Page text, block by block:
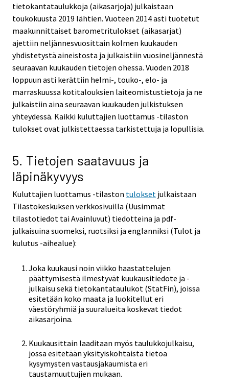
tietokantataulukkoja (aikasarjoja) julkaistaan
toukokuusta 2019 lähtien. Vuoteen 2014 asti tuotetut
maakunnittaiset barometritulokset (aikasarjat)
ajettiin neljännesvuosittain kolmen kuukauden
yhdistetystä aineistosta ja julkaistiin vuosineljännestä
seuraavan kuukauden tietojen ohessa. Vuoden 2018
loppuun asti kerättiin helmi-, touko-, elo- ja
marraskuussa kotitalouksien laiteomistustietoja ja ne
julkaistiin aina seuraavan kuukauden julkistuksen
yhteydessä. Kaikki kuluttajien luottamus -tilaston
tulokset ovat julkistettaessa tarkistettuja ja lopullisia.
5. Tietojen saatavuus ja
läpinäkyvyys
Kuluttajien luottamus -tilaston tulokset julkaistaan
Tilastokeskuksen verkkosivuilla (Uusimmat
tilastotiedot tai Avainluvut) tiedotteina ja pdf-
julkaisuina suomeksi, ruotsiksi ja englanniksi (Tulot ja
kulutus -aihealue):
Joka kuukausi noin viikko haastattelujen
päättymisestä ilmestyvät kuukausitiedote ja -
julkaisu sekä tietokantataulukot (StatFin), joissa
esitetään koko maata ja luokitellut eri
väestöryhmiä ja suuralueita koskevat tiedot
aikasarjoina.
Kuukausittain laaditaan myös taulukkojulkaisu,
jossa esitetään yksityiskohtaista tietoa
kysymysten vastausjakaumista eri
taustamuuttujien mukaan.